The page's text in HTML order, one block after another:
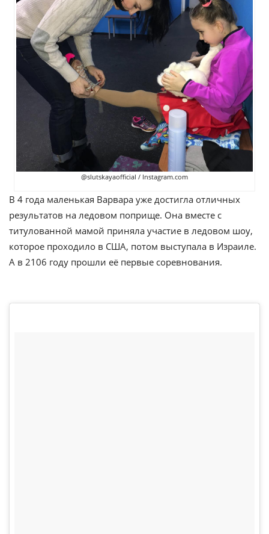
@slutskayaofficial / Instagram.com
В 4 года маленькая Варвара уже достигла отличных
результатов на ледовом поприще. Она вместе с
титулованной мамой приняла участие в ледовом шоу,
которое проходило в США, потом выступала в Израиле.
А в 2106 году прошли её первые соревнования.